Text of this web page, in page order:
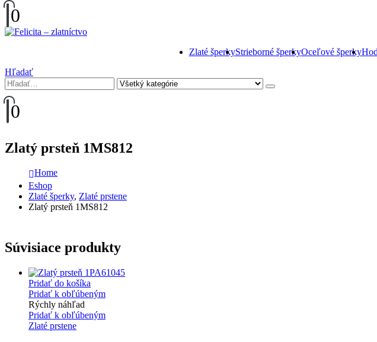
0
Zlaté šperkyStrieborné šperkyOceľové šperky
Hľadať
0
Zlatý prsteň 1MS812
Home
Eshop
Zlaté šperky, Zlaté prstene
Zlatý prsteň 1MS812
Súvisiace produkty
Pridať do košíka
Pridať k obľúbeným
Rýchly náhľad
Pridať k obľúbeným
Zlaté prstene